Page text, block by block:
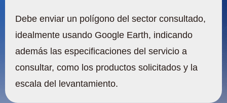
Debe enviar un polígono del sector consultado,
idealmente usando Google Earth, indicando
además las especificaciones del servicio a
consultar, como los productos solicitados y la
escala del levantamiento.